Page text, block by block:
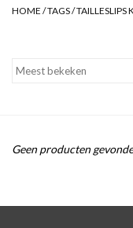
Nachtmode
Badmode
HOME /TAGS/TAILLESLIPS
Geen producten